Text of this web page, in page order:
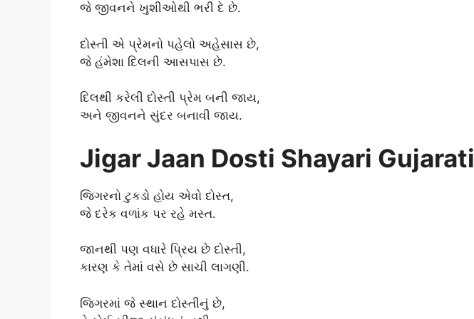
જે જીવનને ખુશીઓથી ભરી દે છે.
દોસ્તી એ પ્રેમનો પહેલો અહેસાસ છે,
જે હંમેશા દિલની આસપાસ છે.
દિલથી કરેલી દોસ્તી પ્રેમ બની જાય,
અને જીવનને સુંદર બનાવી જાય.
Jigar Jaan Dosti Shayari Gujarati
જિગરનો ટુકડો હોય એવો દોસ્ત,
જે દરેક વળાંક પર રહે મસ્ત.
જાનથી પણ વધારે પ્રિય છે દોસ્તી,
કારણ કે તેમાં વસે છે સાચી લાગણી.
જિગરમાં જે સ્થાન દોસ્તીનું છે,